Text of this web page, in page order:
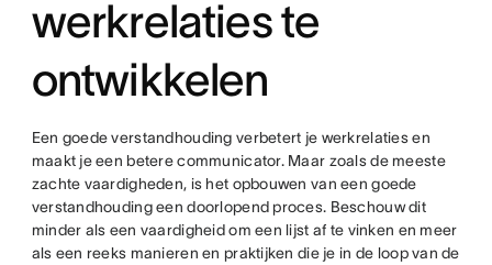
werkrelaties te
ontwikkelen
Een goede verstandhouding verbetert je werkrelaties en
maakt je een betere communicator. Maar zoals de meeste
zachte vaardigheden, is het opbouwen van een goede
verstandhouding een doorlopend proces. Beschouw dit
minder als een vaardigheid om een lijst af te vinken en meer
als een reeks manieren en praktijken die je in de loop van de